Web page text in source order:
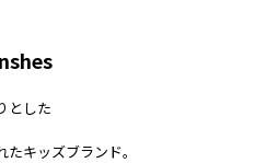
とした
キッズブランド。